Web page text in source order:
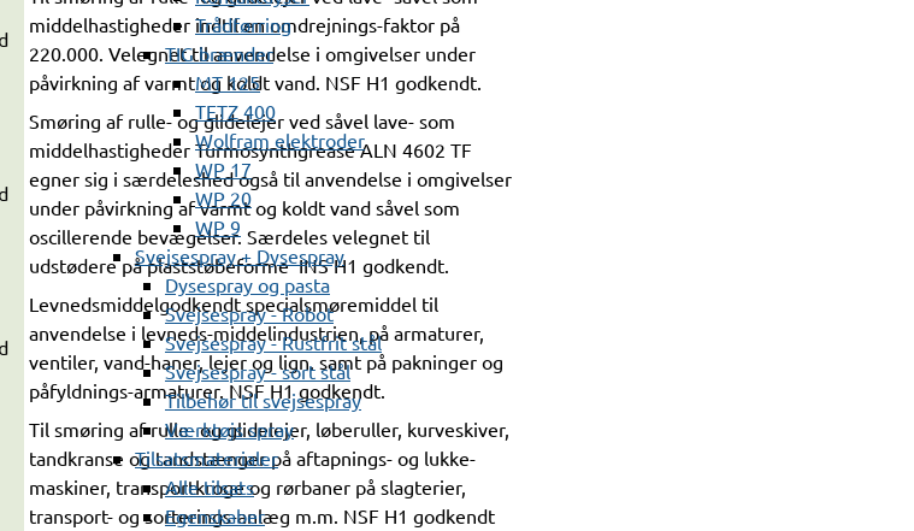
Trådførring
TIG brænder
MT 125
TETZ 400
Wolfram elektroder
WP 17
WP 20
WP 9
Svejsespray + Dysespray
Dysespray og pasta
Svejsespray - Robot
Svejsespray - Rustfrit stål
Svejsespray - sort stål
Tilbehør til svejsespray
Værktøjs spray
Tilsatsmaterialer
Alle tilsats
Egenskaber
middelhastigheder indtil en omdrejnings-faktor på
220.000. Velegnet til anvendelse i omgivelser under
påvirkning af varmt og koldt vand. NSF H1 godkendt.
Smøring af rulle- og glidelejer ved såvel lave- som
middelhastigheder Turmosynthgrease ALN 4602 TF
egner sig i særdeleshed også til anvendelse i omgivelser
under påvirkning af varmt og koldt vand såvel som
oscillerende bevægelser. Særdeles velegnet til
udstødere på plaststøbeforme INS H1 godkendt.
Levnedsmiddelgodkendt specialsmøremiddel til
anvendelse i levneds-middelindustrien, på armaturer,
ventiler, vand-haner, lejer og lign. samt på pakninger og
påfyldnings-armaturer. NSF H1 godkendt.
Til smøring af rulle- og glidelejer, løberuller, kurveskiver,
tandkranse og tandstænger på aftapnings- og lukke-
maskiner, transportkroge og rørbaner på slagterier,
transport- og sorterings-anlæg m.m. NSF H1 godkendt